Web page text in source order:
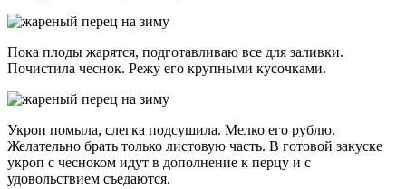
Пока плоды жарятся, подготавливаю все для заливки.
Почистила чеснок. Режу его крупными кусочками.
Укроп помыла, слегка подсушила. Мелко его рублю.
Желательно брать только листовую часть. В готовой закуске
укроп с чесноком идут в дополнение к перцу и с
удовольствием съедаются.